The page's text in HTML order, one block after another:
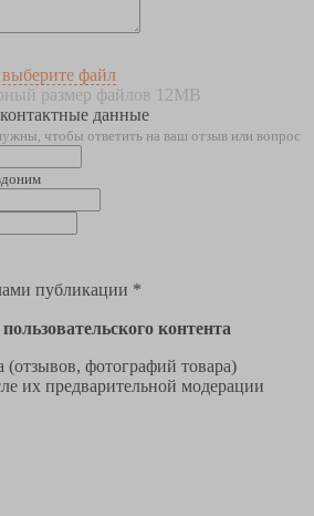
выберите файл
размер файлов 12MB
данные
чтобы ответить на ваш отзыв или вопрос
публикации *
контента
(отзывов, фотографий товара)
их предварительной модерации